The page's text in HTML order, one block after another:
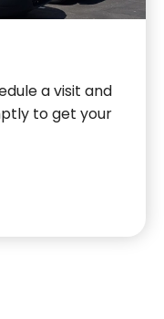
a visit and
to get your